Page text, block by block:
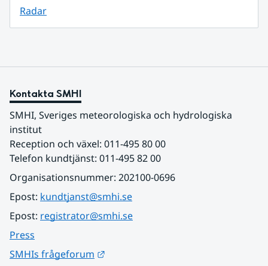
Radar
Kontakta SMHI
SMHI, Sveriges meteorologiska och hydrologiska
institut
Reception och växel: 011-495 80 00
Telefon kundtjänst: 011-495 82 00
Organisationsnummer: 202100-0696
Epost: kundtjanst@smhi.se
Epost: registrator@smhi.se
Press
SMHIs frågeforum